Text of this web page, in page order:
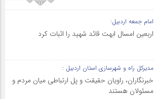
امام جمعه اردبیل:
اربعین امسال ابهت قائد شهید را اثبات کرد
مدیرکل راه و شهرسازی استان اردبیل :
خبرنگاران، راویان حقیقت و پل ارتباطی میان مردم و
مسئولان هستند